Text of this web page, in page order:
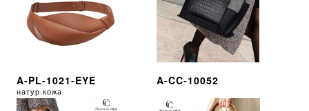
A-PL-1021-EYE
натур.кожа
A-CC-10052